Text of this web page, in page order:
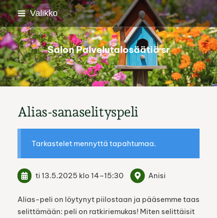
Siirry
sivun
sisältöön
Valikko
Salon Palvelutalosäätiö sr
Alias-sanaselityspeli
Tarkastelet mennyttä tapahtumaa.
ti 13.5.2025 klo 14–15:30 Anisi
Alias-peli on löytynyt piilostaan ja pääsemme taas
selittämään: peli on ratkiriemukas! Miten selittäisit